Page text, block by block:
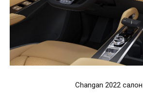
Changan 2022 салон